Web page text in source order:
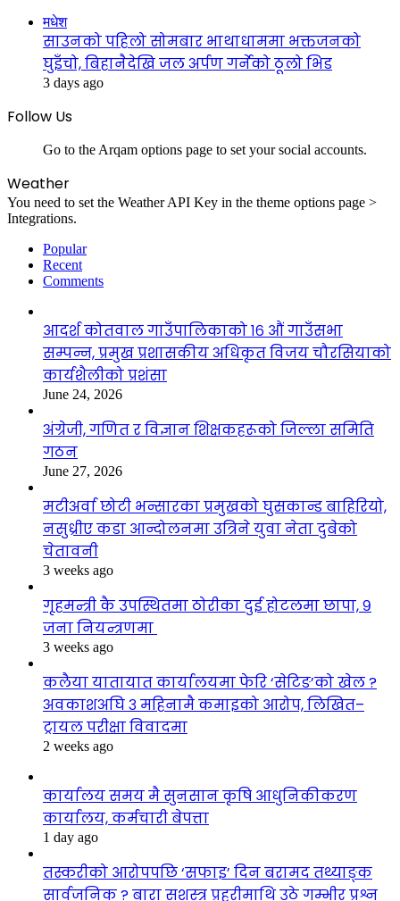
मधेश
साउनको पहिलो सोमबार भाथाधाममा भक्तजनको
घुइँचो, बिहानैदेखि जल अर्पण गर्नेको ठूलो भिड
3 days ago
Follow Us
Go to the Arqam options page to set your social accounts.
Weather
You need to set the Weather API Key in the theme options page >
Integrations.
Popular
Recent
Comments
आदर्श कोतवाल गाउँपालिकाको १६ औं गाउँसभा
सम्पन्न, प्रमुख प्रशासकीय अधिकृत विजय चौरसियाको
कार्यशैलीको प्रशंसा
June 24, 2026
अंग्रेजी, गणित र विज्ञान शिक्षकहरूको जिल्ला समिति
गठन
June 27, 2026
मटीअर्वा छोटी भन्सारका प्रमुखको घुसकान्ड बाहिरियो,
नसुध्रीए कडा आन्दोलनमा उत्रिने युवा नेता दुबेको
चेतावनी
3 weeks ago
गृहमन्त्री कै उपस्थितमा ठोरीका दुई होटलमा छापा, ९
जना नियन्त्रणमा
3 weeks ago
कलैया यातायात कार्यालयमा फेरि ‘सेटिङ’को खेल ?
अवकाशअघि ३ महिनामै कमाइको आरोप, लिखित–
ट्रायल परीक्षा विवादमा
2 weeks ago
कार्यालय समय मै सुनसान कृषि आधुनिकीकरण
कार्यालय, कर्मचारी बेपत्ता
1 day ago
तस्करीको आरोपपछि ‘सफाइ’ दिन बरामद तथ्याङ्क
सार्वजनिक ? बारा सशस्त्र प्रहरीमाथि उठे गम्भीर प्रश्न